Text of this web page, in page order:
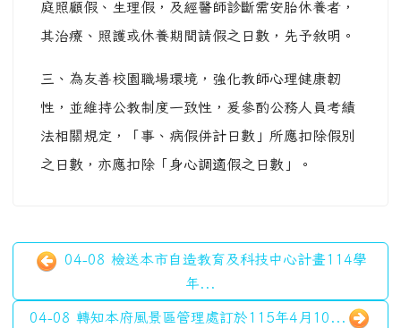
庭照顧假、生理假，及經醫師診斷需安胎休養者，
其治療、照護或休養期間請假之日數，先予敘明。
三、為友善校園職場環境，強化教師心理健康韌
性，並維持公教制度一致性，爰參酌公務人員考績
法相關規定，「事、病假併計日數」所應扣除假別
之日數，亦應扣除「身心調適假之日數」。
04-08 檢送本市自造教育及科技中心計畫114學
年...
04-08 轉知本府風景區管理處訂於115年4月10...